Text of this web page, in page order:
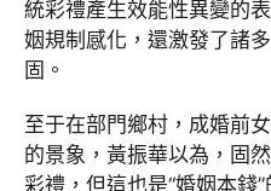
統彩禮產生效能性異變的
姻規制感化，還激發了諸
固。
至于在部門鄉村，成婚前
的景象，黃振華以為，固
彩禮，但這也是“婚姻本錢